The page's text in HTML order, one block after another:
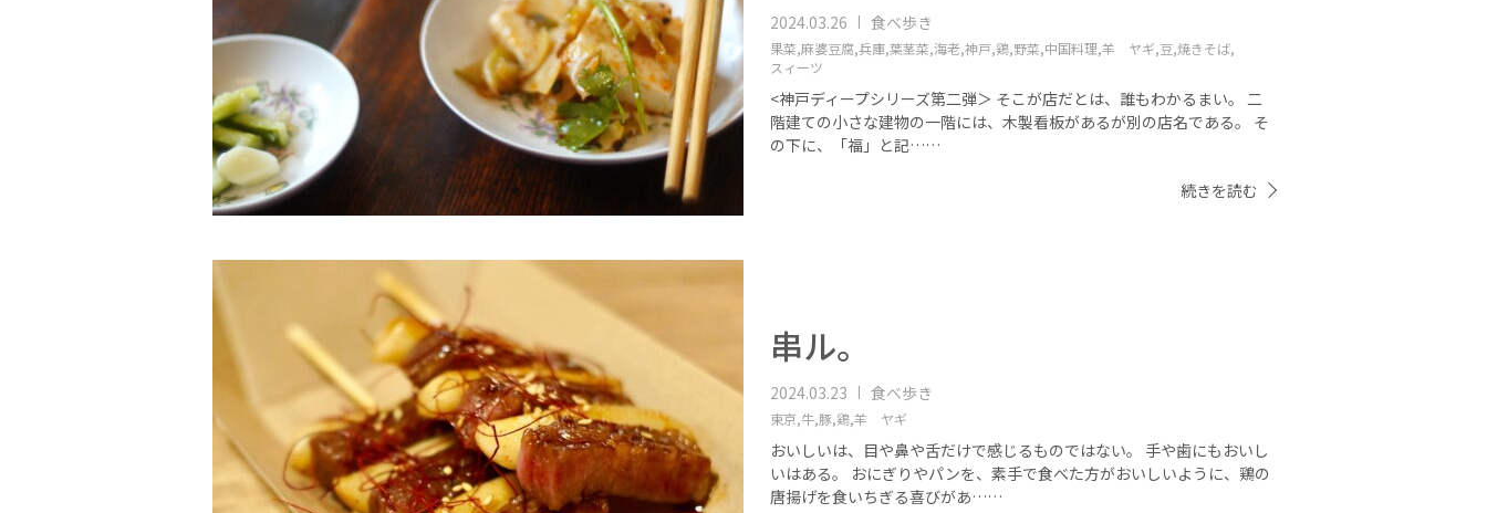
2024.03.26 食べ歩き
果菜,麻婆豆腐,兵庫,葉茎菜,海老,神戸,鶏,野菜,中国料理,羊 ヤギ,豆,焼きそば,
スィーツ
<神戸ディープシリーズ第二弾＞ そこが店だとは、誰もわかるまい。 二
階建ての小さな建物の一階には、木製看板があるが別の店名である。 そ
の下に、「福」と記……
続きを読む
串ル。
2024.03.23 食べ歩き
東京,牛,豚,鶏,羊 ヤギ
おいしいは、目や鼻や舌だけで感じるものではない。 手や歯にもおいし
いはある。 おにぎりやパンを、素手で食べた方がおいしいように、鶏の
唐揚げを食いちぎる喜びがあ……